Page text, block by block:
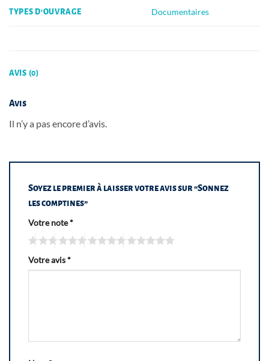
TYPES D'OUVRAGE Documentaires
AVIS (0)
Avis
Il n’y a pas encore d’avis.
Soyez le premier à laisser votre avis sur “Sonnez
les comptines”
Votre note*
Votre avis*